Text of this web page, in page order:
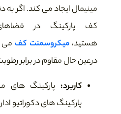
مینیمال ایجاد می کند. اگر
کف پارکینگ در
هستید،میکروسمنت کف می
درعین حال مقاوم در برابر
کاربرد: پارکینگ های
پارکینگ های دکوراتیو